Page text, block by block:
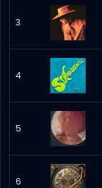
3
4
5
6